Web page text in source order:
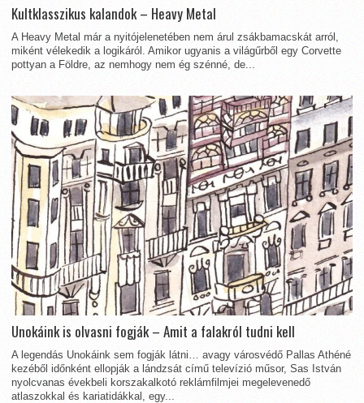
Kultklasszikus kalandok – Heavy Metal
A Heavy Metal már a nyitójelenetében nem árul zsákbamacskát arról,
miként vélekedik a logikáról. Amikor ugyanis a világűrből egy Corvette
pottyan a Földre, az nemhogy nem ég szénné, de...
Unokáink is olvasni fogják – Amit a falakról tudni kell
A legendás Unokáink sem fogják látni… avagy városvédő Pallas Athéné
kezéből időnként ellopják a lándzsát című televízió műsor, Sas István
nyolcvanas évekbeli korszakalkotó reklámfilmjei megelevenedő
atlaszokkal és kariatidákkal, egy...